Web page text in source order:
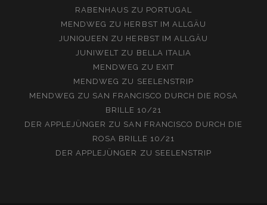
RABENHAUS ZU PORTUGAL
MENDWEG ZU HERBST IM ALLGÄU
JUNIQUEEN ZU HERBST IM ALLGÄU
JUNIWELT ZU BELLA ITALIA
MENDWEG ZU EXIT
MENDWEG ZU SEELENSTRIP
MENDWEG ZU SAN FRANCISCO DURCH DIE ROSA
BRILLE 10/21
DER APPLEJÜNGER ZU SAN FRANCISCO DURCH DIE
ROSA BRILLE 10/21
DER APPLEJÜNGER ZU SEELENSTRIP